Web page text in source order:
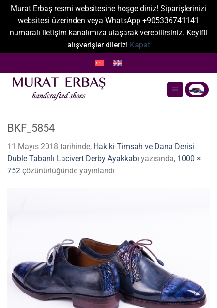
Murat Erbaş resmi websitesine hoşgeldiniz! Siparişlerinizi
websitesi üzerinden veya WhatsApp +905336741141
numaralı iletişim kanalımıza ulaşarak verebilirsiniz. Keyifli
alışverişler dileriz! Kapat
atla
BKF_5854
11 Mayıs 2018 tarihinde, Hakiki Timsah ve Dana Derisi
Duble Tabanlı Lacivert Derby Ayakkabı yazısında, 1000 ×
752 çözünürlüğünde yayınlandı